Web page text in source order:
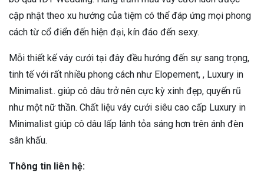
cập nhật theo xu hướng của tiệm có thể đáp ứng mọi phong
cách từ cổ điển đến hiện đại, kín đáo đến sexy.
Mỗi thiết kế váy cưới tại đây đều hướng đến sự sang trọng,
tinh tế với rất nhiều phong cách như Elopement, , Luxury in
Minimalist.. giúp cô dâu trở nên cực kỳ xinh đẹp, quyến rũ
như một nữ thần. Chất liệu váy cưới siêu cao cấp Luxury in
Minimalist giúp cô dâu lấp lánh tỏa sáng hơn trên ánh đèn
sân khấu.
Thông tin liên hệ: